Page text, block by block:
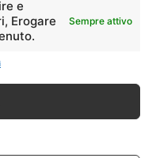
e
Erogare
Sempre attivo